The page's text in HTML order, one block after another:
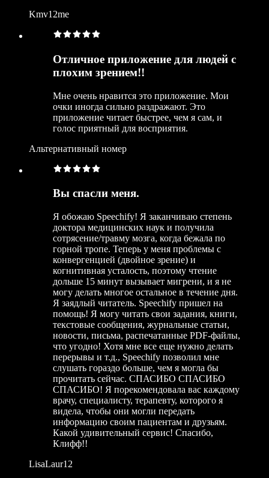
Kmv12me
Отличное приложение для людей с
плохим зрением!!
Мне очень нравится это приложение. Мои
очки иногда сильно раздражают. Это
приложение читает быстрее, чем я сам, и
голос приятный для восприятия.
Альтернативный номер
Вы спасли меня.
Я обожаю Speechify! Я заканчиваю степень
доктора медицинских наук и получила
сотрясение/травму мозга, когда бежала по
горной тропе. Теперь у меня проблемы с
конвергенцией (двойное зрение) и
когнитивная усталость, поэтому чтение
дольше 15 минут вызывает мигрени, и я не
могу делать многое остальное в течение дня.
Я заядлый читатель. Speechify пришел на
помощь! Я могу читать свои задания, книги,
текстовые сообщения, журнальные статьи,
новости, письма, распечатанные PDF-файлы,
что угодно! Хотя мне все еще нужно делать
перерывы и т.д., Speechify позволил мне
слушать гораздо больше, чем я могла бы
прочитать сейчас. СПАСИБО СПАСИБО
СПАСИБО! Я порекомендовала вас каждому
врачу, специалисту, терапевту, которого я
видела, чтобы они могли передать
информацию своим пациентам и друзьям.
Какой удивительный сервис! Спасибо,
Клифф!!
LisaLaur12